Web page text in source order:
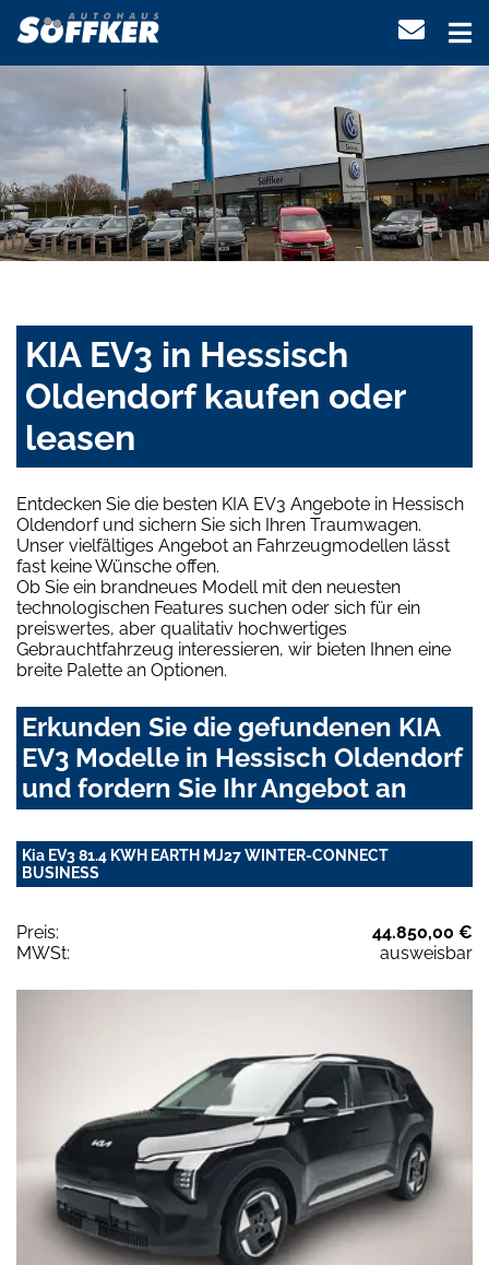
KIA EV3 in Hessisch
Oldendorf kaufen oder
leasen
Entdecken Sie die besten KIA EV3 Angebote in Hessisch
Oldendorf und sichern Sie sich Ihren Traumwagen.
Unser vielfältiges Angebot an Fahrzeugmodellen lässt
fast keine Wünsche offen.
Ob Sie ein brandneues Modell mit den neuesten
technologischen Features suchen oder sich für ein
preiswertes, aber qualitativ hochwertiges
Gebrauchtfahrzeug interessieren, wir bieten Ihnen eine
breite Palette an Optionen.
Erkunden Sie die gefundenen KIA
EV3 Modelle in Hessisch Oldendorf
und fordern Sie Ihr Angebot an
Kia EV3 81.4 KWH EARTH MJ27 WINTER-CONNECT
BUSINESS
Preis:
44.850,00 €
MWSt:
ausweisbar